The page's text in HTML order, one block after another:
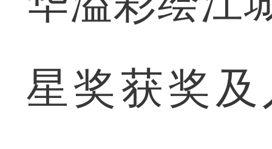
星奖获奖